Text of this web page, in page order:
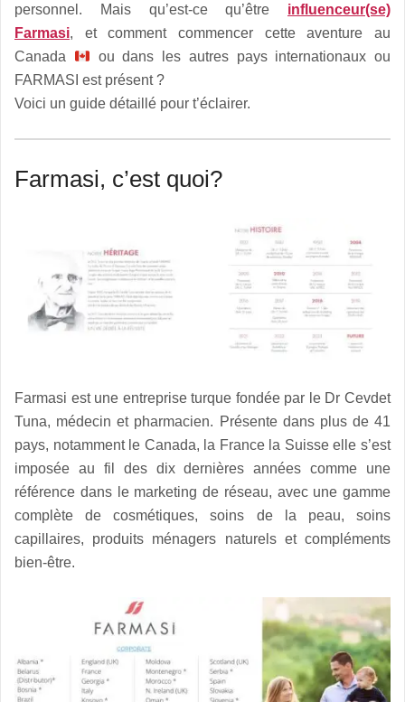
personnel. Mais qu’est-ce qu’être influenceur(se)
Farmasi, et comment commencer cette aventure au
Canada
ou dans les autres pays internationaux ou
FARMASI est présent ?
Voici un guide détaillé pour t’éclairer.
Farmasi, c’est quoi?
Farmasi est une entreprise turque fondée par le Dr Cevdet
Tuna, médecin et pharmacien. Présente dans plus de 41
pays, notamment le Canada, la France la Suisse elle s’est
imposée au fil des dix dernières années comme une
référence dans le marketing de réseau, avec une gamme
complète de cosmétiques, soins de la peau, soins
capillaires, produits ménagers naturels et compléments
bien-être.